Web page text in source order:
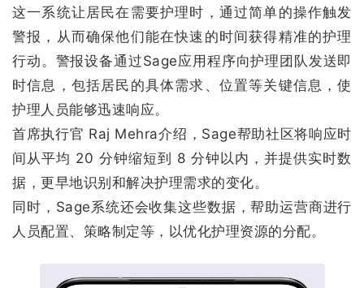
这一系统让居民在需要护理时，通过简单的操作触发
警报，从而确保他们能在快速的时间获得精准的护理
行动。警报设备通过Sage应用程序向护理团队发送即
时信息，包括居民的具体需求、位置等关键信息，使
护理人员能够迅速响应。
首席执行官 Raj Mehra介绍，Sage帮助社区将响应时
间从平均 20 分钟缩短到 8 分钟以内，并提供实时数
据，更早地识别和解决护理需求的变化。
同时，Sage系统还会收集这些数据，帮助运营商进行
人员配置、策略制定等，以优化护理资源的分配。